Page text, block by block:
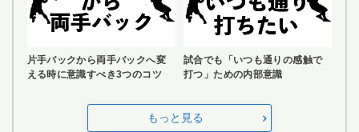
片手バックから両手バックへ変
える時に意識すべき3つのコツ
試合でも「いつも通りの感触で
打つ」ための内部意識
もっと見る